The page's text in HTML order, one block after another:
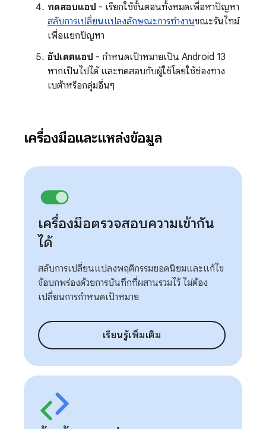
ทดสอบแอป - เรียกใช้ขั้นตอนทั้งหมดเพื่อหาปัญหา
สลับการเปลี่ยนแปลงลักษณะการทำงานขณะรันไทม์
เพื่อแยกปัญหา
อัปเดตแอป - กําหนดเป้าหมายเป็น Android 13
หากเป็นไปได้ และทดสอบกับผู้ใช้โดยใช้ช่องทาง
เบต้าหรือกลุ่มอื่นๆ
เครื่องมือและแหล่งข้อมูล
เครื่องมือตรวจสอบความเข้ากัน
ได้
สลับการเปลี่ยนแปลงพฤติกรรมยอดนิยมและแก้ไข
ข้อบกพร่องด้วยการบันทึกที่ผสานรวมไว้ ไม่ต้อง
เปลี่ยนการกําหนดเป้าหมาย
เรียนรู้เพิ่มเติม